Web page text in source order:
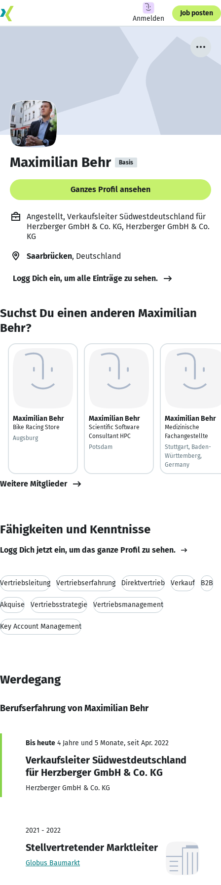
Anmelden
Job posten
Maximilian Behr Basis
Ganzes Profil ansehen
Angestellt, Verkaufsleiter Südwestdeutschland für
Herzberger GmbH & Co. KG, Herzberger GmbH & Co.
KG
Saarbrücken, Deutschland
Logg Dich ein, um alle Einträge zu sehen.
Suchst Du einen anderen Maximilian
Behr?
Maximilian Behr
Bike Racing Store
Augsburg
Maximilian Behr
Scientific Software
Consultant HPC
Potsdam
Maximilian Behr
Medizinische
Fachangestellte
Stuttgart, Baden-
Württemberg,
Germany
Weitere Mitglieder
Fähigkeiten und Kenntnisse
Logg Dich jetzt ein, um das ganze Profil zu sehen.
Vertriebsleitung Vertriebserfahrung Direktvertrieb Verkauf B2B
Akquise Vertriebsstrategie Vertriebsmanagement
Key Account Management
Werdegang
Berufserfahrung von Maximilian Behr
Bis heute 4 Jahre und 5 Monate, seit Apr. 2022
Verkaufsleiter Südwestdeutschland
für Herzberger GmbH & Co. KG
Herzberger GmbH & Co. KG
2021 - 2022
Stellvertretender Marktleiter
Globus Baumarkt